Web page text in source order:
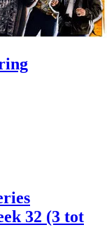
32 (3 tot